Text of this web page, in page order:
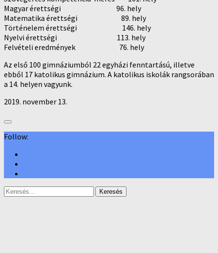
Magyar érettségi 96. hely
Matematika érettségi 89. hely
Történelem érettségi 146. hely
Nyelvi érettségi 113. hely
Felvételi eredmények 76. hely
Az első 100 gimnáziumból 22 egyházi fenntartású, illetve
ebből 17 katolikus gimnázium. A katolikus iskolák rangsorában
a 14. helyen vagyunk.
2019. november 13.
Follow:
Keresés: